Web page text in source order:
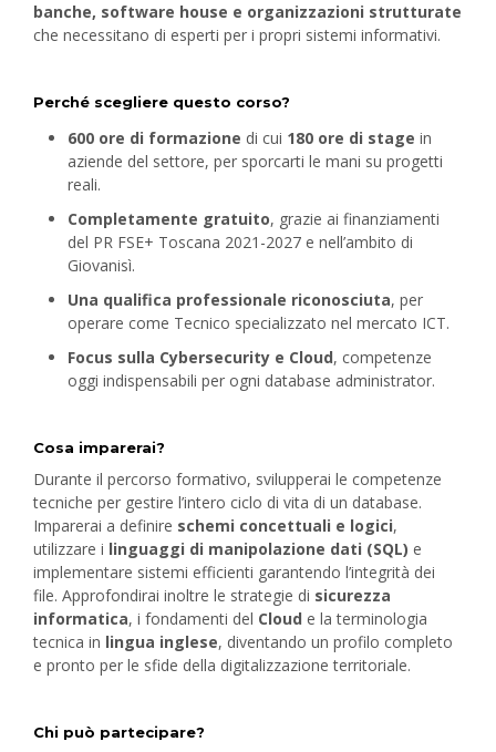
banche, software house e organizzazioni strutturate
che necessitano di esperti per i propri sistemi informativi.
Perché scegliere questo corso?
600 ore di formazione di cui 180 ore di stage in
aziende del settore, per sporcarti le mani su progetti
reali.
Completamente gratuito, grazie ai finanziamenti
del PR FSE+ Toscana 2021-2027 e nell’ambito di
Giovanisì.
Una qualifica professionale riconosciuta, per
operare come Tecnico specializzato nel mercato ICT.
Focus sulla Cybersecurity e Cloud, competenze
oggi indispensabili per ogni database administrator.
Cosa imparerai?
Durante il percorso formativo, svilupperai le competenze
tecniche per gestire l’intero ciclo di vita di un database.
Imparerai a definire schemi concettuali e logici,
utilizzare i linguaggi di manipolazione dati (SQL) e
implementare sistemi efficienti garantendo l’integrità dei
file. Approfondirai inoltre le strategie di sicurezza
informatica, i fondamenti del Cloud e la terminologia
tecnica in lingua inglese, diventando un profilo completo
e pronto per le sfide della digitalizzazione territoriale.
Chi può partecipare?